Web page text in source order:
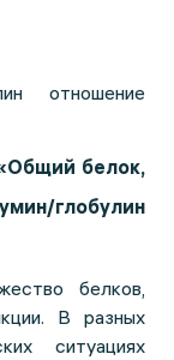
отношение
белок,
глобулин
белков,
В разных
ситуациях